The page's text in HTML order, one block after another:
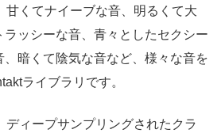
甘くてナイーブな音、明るくて大
ッシーな音、青々としたセクシー
暗くて陰気な音など、様々な音を
ライブラリです。
ディープサンプリングされたクラ